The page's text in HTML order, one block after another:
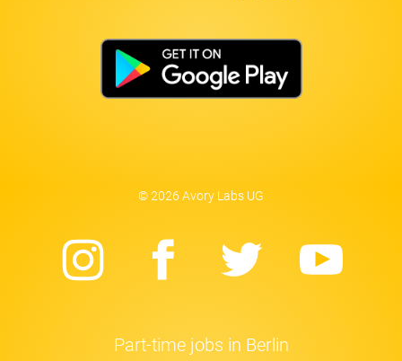
© 2026 Avory Labs UG
Instagram
Facebook
Twitter
Part-time jobs in Berlin